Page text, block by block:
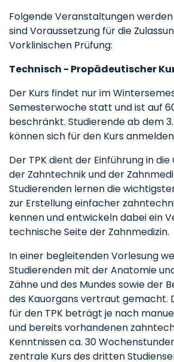
Folgende Veranstaltungen
sind Voraussetzung für die
Vorklinischen Prüfung:
Technisch - Propädeutischer
Der Kurs findet nur im
Semesterwoche statt und ist auf
beschränkt. Studierende ab dem
können sich für den Kurs
Der TPK dient der Einführung in
der Zahntechnik und der
Studierenden lernen die
zur Erstellung einfacher
kennen und entwickeln dabei ein
technische Seite der Zahnmedizin.
In einer begleitenden Vorlesung
Studierenden mit der Anatomie
Zähne und des Mundes sowie der
des Kauorgans vertraut gemacht.
für den TPK beträgt je nach
und bereits vorhandenen
Kenntnissen ca. 30
zentrale Kurs des dritten